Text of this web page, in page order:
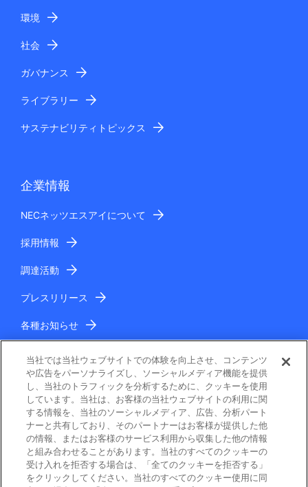
環境
社会
ガバナンス
ライブラリー
サステナビリティトピックス
企業情報
NECネッツエスアイについて
採用情報
調達活動
プレスリリース
各種お知らせ
IR情報
電子公告
当社では当社ウェブサイトでの体験を向上させ、コンテンツ
や広告をパーソナライズし、ソーシャルメディア機能を提供
し、当社のトラフィックを分析するために、クッキーを使用
しています。当社は、お客様の当社ウェブサイトの利用に関
する情報を、当社のソーシャルメディア、広告、分析パート
ナーと共有しており、そのパートナーはお客様が提供した他
の情報、またはお客様のサービス利用から収集した他の情報
と組み合わせることがあります。当社のすべてのクッキーの
受け入れを拒否する場合は、「全てのクッキーを拒否する」
をクリックしてください。当社のすべてのクッキー使用に同